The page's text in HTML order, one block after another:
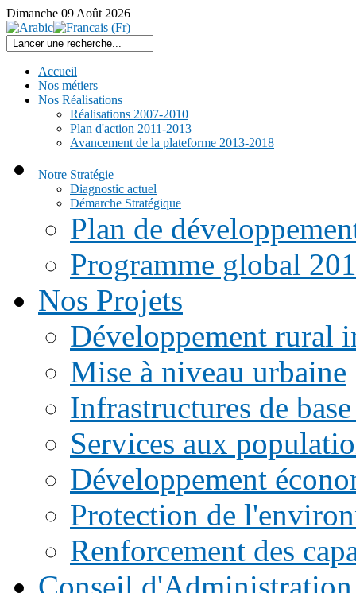
Dimanche 09 Août 2026
Accueil
Nos métiers
Nos Réalisations
Réalisations 2007-2010
Plan d'action 2011-2013
Avancement de la plateforme 2013-2018
Notre Stratégie
Diagnostic actuel
Démarche Stratégique
Plan de
Programme global
Nos Projets
Développement rural
Mise à niveau urbaine
Infrastructures de
Services aux
Développement
Protection de
Renforcement des